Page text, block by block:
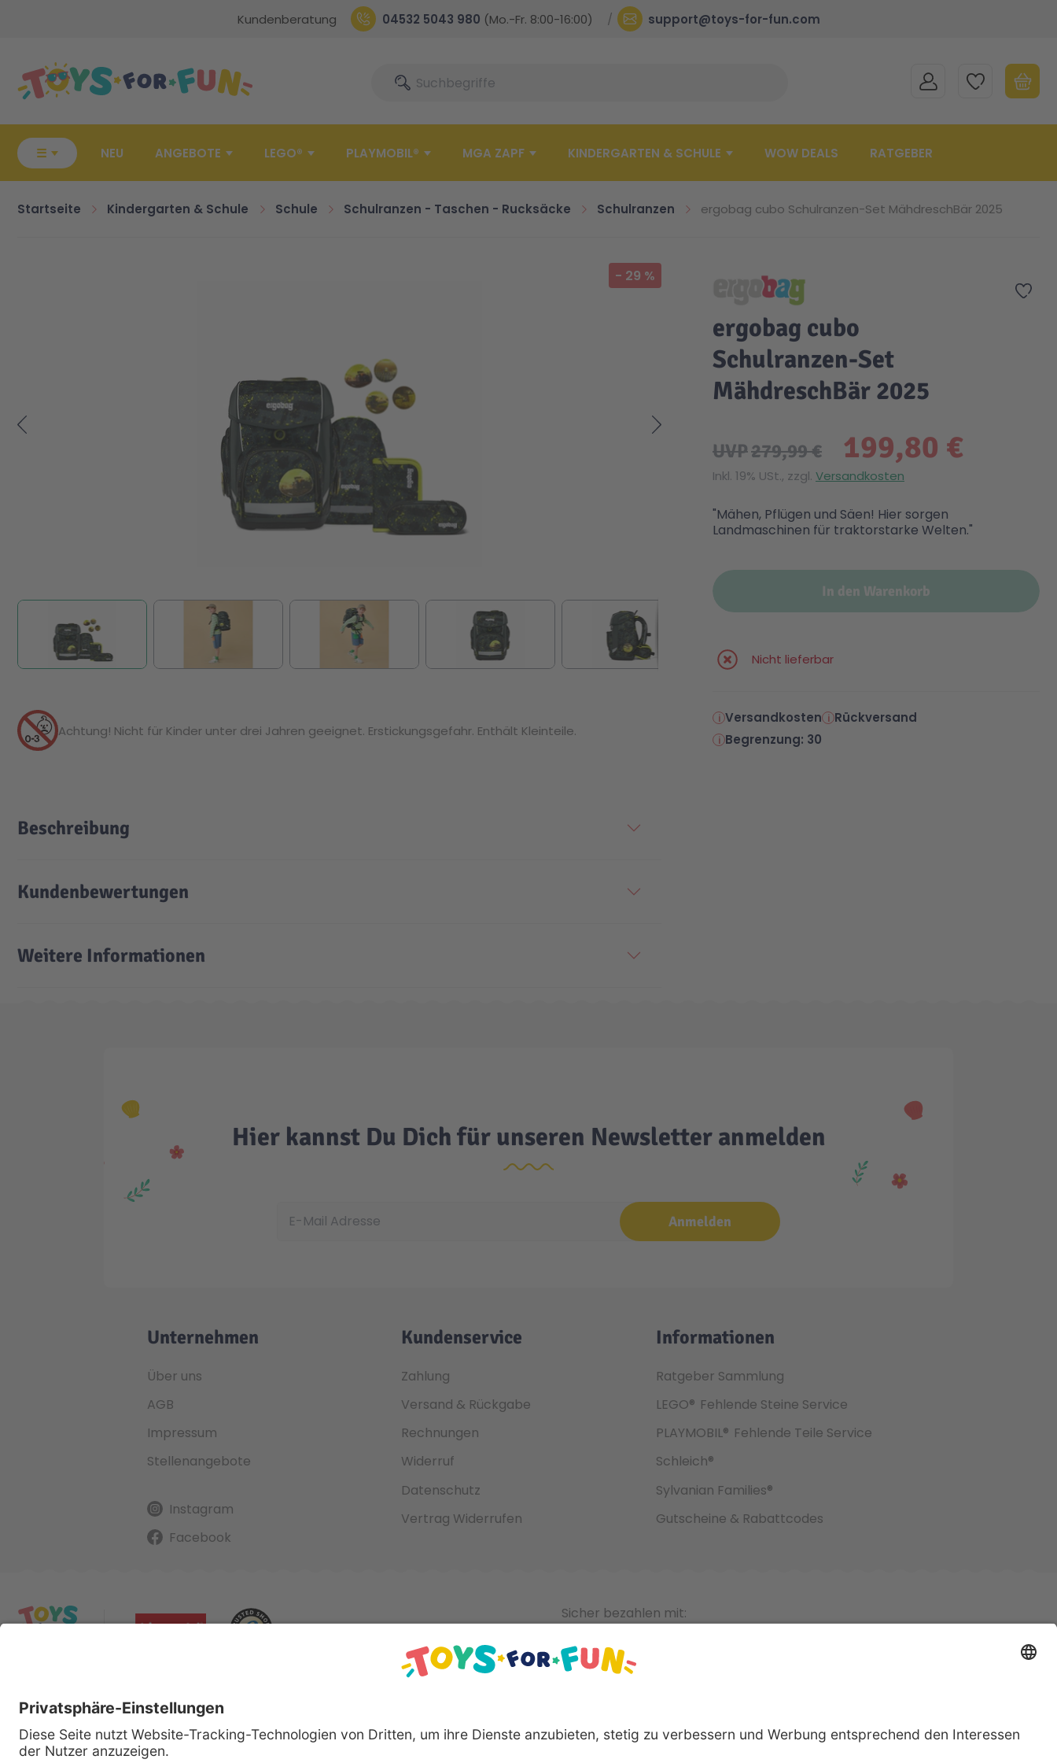
Kundenberatung 04532 5043 980 (Mo.-Fr. 8:00-16:00) support@toys-for-fun.com
SucheSuche MEIN KONTOMEINE WUNSCHLISTE
☰ NEU ANGEBOTE LEGO® PLAYMOBIL® MGA ZAPF KINDERGARTEN & SCHULE WOW DEALS RATGEBER
Startseite Kindergarten & Schule Schule Schulranzen - Taschen - Rucksäcke Schulranzen ergobag cubo Schulranzen-Set MähdreschBär 2025
- 29 %
Zur
ergobag cubo
Schulranzen-Set
MähdreschBär 2025
199,80 €
UVP279,99 €
Inkl. 19% USt., zzgl. Versandkosten
"Mähen, Pflügen und Säen! Hier sorgen
Landmaschinen für traktorstarke Welten."
In den Warenkorb
Nicht lieferbar
Versandkosten
Rückversand
Begrenzung: 30
Achtung! Nicht für Kinder unter drei Jahren geeignet. Erstickungsgefahr. Enthält Kleinteile.
Beschreibung
Kundenbewertungen
Weitere Informationen
Hier kannst Du Dich für unseren Newsletter anmelden
Anmelden
Unternehmen
Über uns
AGB
Impressum
Stellenangebote
Instagram
Facebook
Kundenservice
Zahlung
Versand & Rückgabe
Rechnungen
Widerruf
Datenschutz
Vertrag Widerrufen
Informationen
Ratgeber Sammlung
LEGO® Fehlende Steine Service
PLAYMOBIL® Fehlende Teile Service
Schleich®
Sylvanian Families®
Gutscheine & Rabattcodes
Sicher bezahlen mit: